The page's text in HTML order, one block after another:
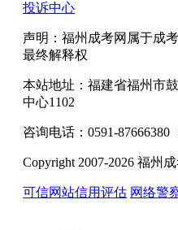
投诉中心
声明：福州成考网属于成
最终解释权
本站地址：福建省福州市
中心1102
咨询电话：0591-87666380
Copyright 2007-2026 福州
可信网站信用评估 网络警